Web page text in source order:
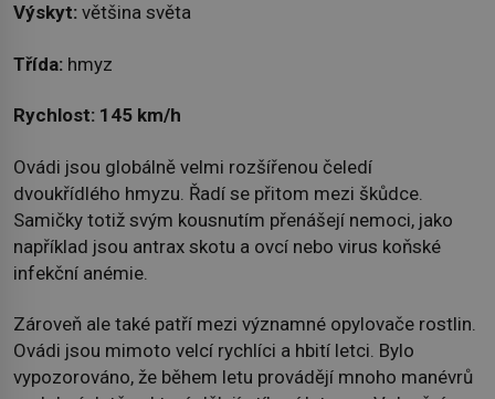
Výskyt: většina světa
Třída: hmyz
Rychlost: 145 km/h
Ovádi jsou globálně velmi rozšířenou čeledí
dvoukřídlého hmyzu. Řadí se přitom mezi škůdce.
Samičky totiž svým kousnutím přenášejí nemoci, jako
například jsou antrax skotu a ovcí nebo virus koňské
infekční anémie.
Zároveň ale také patří mezi významné opylovače rostlin.
Ovádi jsou mimoto velcí rychlíci a hbití letci. Bylo
vypozorováno, že během letu provádějí mnoho manévrů